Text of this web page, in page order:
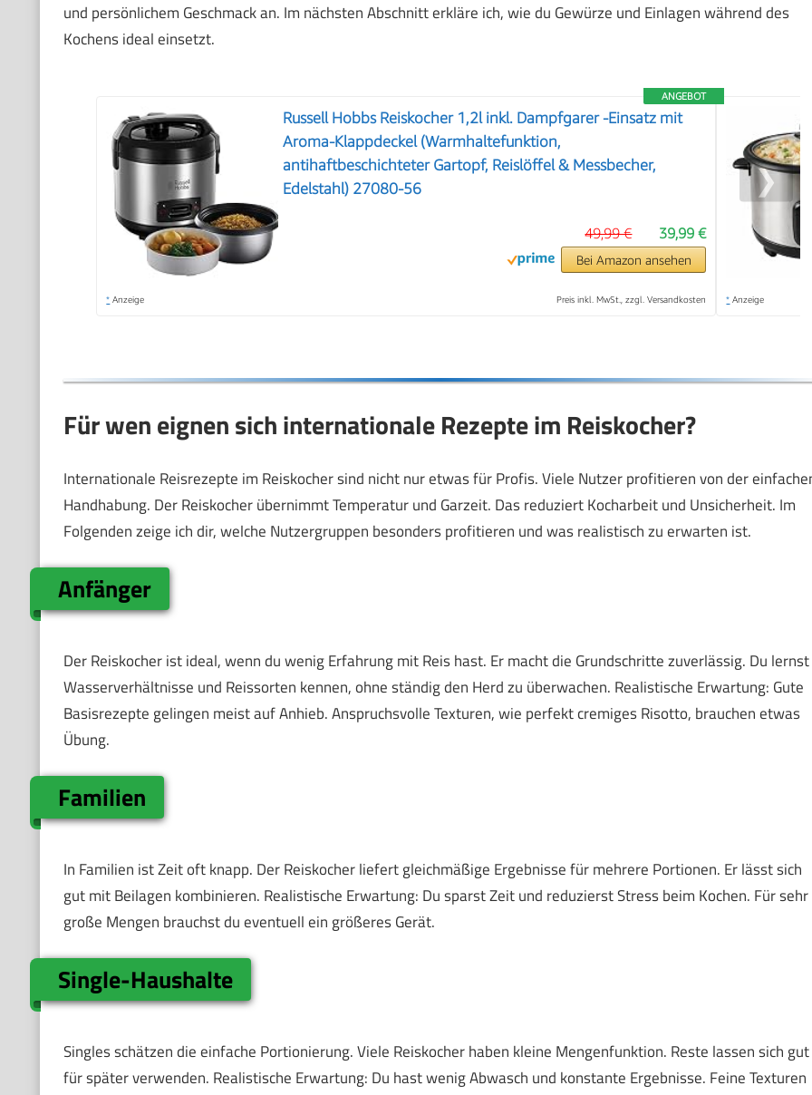
und persönlichem Geschmack an. Im nächsten Abschnitt erkläre ich, wie du Gewürze und Einlagen während des
Kochens ideal einsetzt.
ANGEBOT
Russell Hobbs Reiskocher 1,2l inkl. Dampfgarer -Einsatz mit
Aroma-Klappdeckel (Warmhaltefunktion,
antihaftbeschichteter Gartopf, Reislöffel & Messbecher,
Edelstahl) 27080-56
39,99 €
49,99 €
Bei Amazon ansehen
* Anzeige Preis inkl. MwSt., zzgl. Versandkosten * Anzeige
❯
Für wen eignen sich internationale Rezepte im Reiskocher?
Internationale Reisrezepte im Reiskocher sind nicht nur etwas für Profis. Viele Nutzer profitieren von der
Handhabung. Der Reiskocher übernimmt Temperatur und Garzeit. Das reduziert Kocharbeit und Unsicherheit. Im
Folgenden zeige ich dir, welche Nutzergruppen besonders profitieren und was realistisch zu erwarten ist.
Anfänger
Der Reiskocher ist ideal, wenn du wenig Erfahrung mit Reis hast. Er macht die Grundschritte zuverlässig. Du lernst
Wasserverhältnisse und Reissorten kennen, ohne ständig den Herd zu überwachen. Realistische Erwartung: Gute
Basisrezepte gelingen meist auf Anhieb. Anspruchsvolle Texturen, wie perfekt cremiges Risotto, brauchen etwas
Übung.
Familien
In Familien ist Zeit oft knapp. Der Reiskocher liefert gleichmäßige Ergebnisse für mehrere Portionen. Er lässt sich
gut mit Beilagen kombinieren. Realistische Erwartung: Du sparst Zeit und reduzierst Stress beim Kochen. Für sehr
große Mengen brauchst du eventuell ein größeres Gerät.
Single-Haushalte
Singles schätzen die einfache Portionierung. Viele Reiskocher haben kleine Mengenfunktion. Reste lassen sich gut
für später verwenden. Realistische Erwartung: Du hast wenig Abwasch und konstante Ergebnisse. Feine Texturen